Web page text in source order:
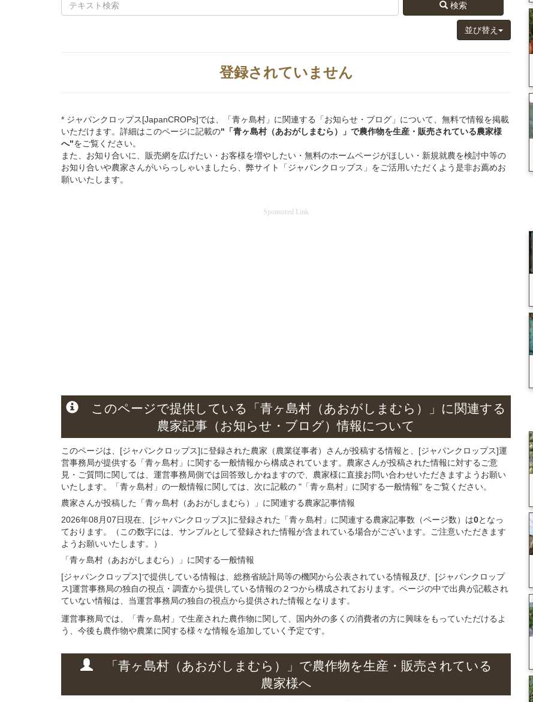
検索
並び替え
登録されていません
* ジャパンクロップス[JapanCROPs]では、「青ヶ島村」に関連する「お知らせ・ブログ」について、無料で情報を掲載
いただけます。詳細はこのページに記載の"「青ヶ島村（あおがしまむら）」 で農作物を生産・販売されている農家様
へ"をご覧ください。
また、お知り合いに、販売網を広げたい・お客様を増やしたい・無料のホームページがほしい・新規就農を検討中等の
お知り合いや農家さんがいらっしゃいましたら、弊サイト「ジャパンクロップス」をご活用いただくよう是非お薦めお
願いいたします。
Sponsored Link
このページで提供している 「青ヶ島村（あおがしまむら）」 に関連する
農家記事（お知らせ・ブログ）情報について
このページは、[ジャパンクロップス]に登録された農家（農業従事者）さんが投稿する情報と、[ジャパンクロップス]運
営事務局が提供する「青ヶ島村」に関する一般情報から構成されています。農家さんが投稿された情報に対するご意
見・ご質問に関しては、運営事務局側では回答致しかねますので、農家様に直接お問い合わせいただきますようお願い
いたします。「青ヶ島村」の一般情報に関しては、次に記載の "「青ヶ島村」に関する一般情報" をご覧ください。
農家さんが投稿した「青ヶ島村（あおがしまむら）」 に関連する農家記事情報
2026年08月07日現在、[ジャパンクロップス]に登録された「青ヶ島村」に関連する農家記事数（ページ数）は0となっ
ております。（この数字には、サンプルとして登録された情報が含まれている場合がございます。ご注意いただきます
ようお願いいたします。）
「青ヶ島村（あおがしまむら）」 に関する一般情報
[ジャパンクロップス]で提供している情報は、総務省統計局等の機関から公表されている情報及び、[ジャパンクロップ
ス]運営事務局の独自の視点・調査から提供している情報の２つから構成されております。ページの中で出典が記載され
ていない情報は、当運営事務局の独自の視点から提供された情報となります。
運営事務局では、「青ヶ島村」で生産された農作物に関して、国内外の多くの消費者の方に興味をもっていただけるよ
う、今後も農作物や農業に関する様々な情報を追加していく予定です。
「青ヶ島村（あおがしまむら）」 で農作物を生産・販売されている
農家様へ